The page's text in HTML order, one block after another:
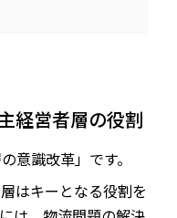
経営者層の役割
意識改革」です。
はキーとなる役割を